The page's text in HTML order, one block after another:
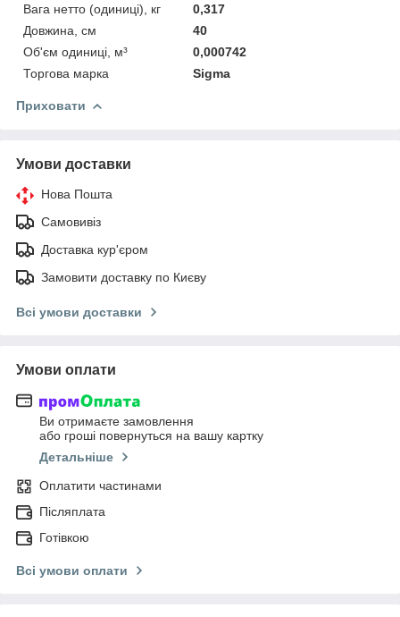
Вага нетто (одиниці), кг
0,317
Довжина, см
40
Об'єм одиниці, м³
0,000742
Торгова марка
Sigma
Приховати
Умови доставки
Нова Пошта
Самовивіз
Доставка кур'єром
Замовити доставку по Києву
Всі умови доставки
Умови оплати
Ви отримаєте замовлення
або гроші повернуться на вашу картку
Детальніше
Оплатити частинами
Післяплата
Готівкою
Всі умови оплати